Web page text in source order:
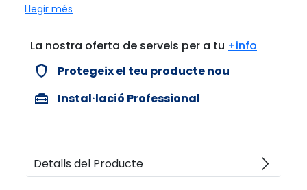
Llegir més
La nostra oferta de serveis per a tu +info
verified_user Protegeix el teu producte nou
home_repair_service Instal·lació Professional
Detalls del Producte arrow_forward_ios